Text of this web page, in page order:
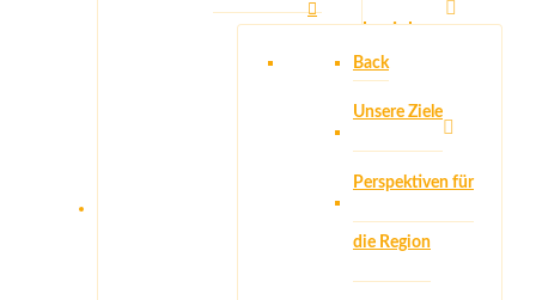
Back
Unsere Ziele
Perspektiven für
die Region
beziehen
Energien